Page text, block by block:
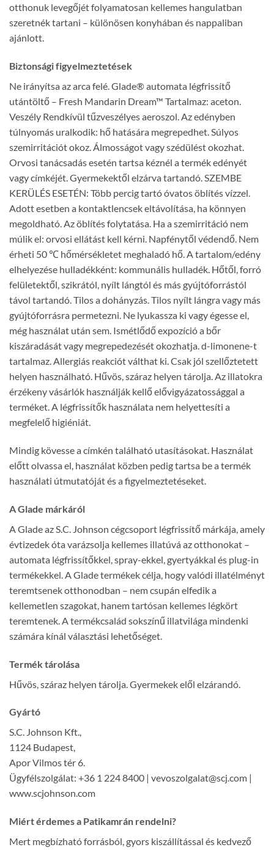
otthonuk levegőjét folyamatosan kellemes hangulatban
szeretnék tartani – különösen konyhában és nappaliban
ajánlott.
Biztonsági figyelmeztetések
Ne irányítsa az arca felé. Glade® automata légfrissítő
utántöltő – Fresh Mandarin Dream™ Tartalmaz: aceton.
Veszély Rendkívül tűzveszélyes aeroszol. Az edényben
túlnyomás uralkodik: hő hatására megrepedhet. Súlyos
szemirritációt okoz. Álmosságot vagy szédülést okozhat.
Orvosi tanácsadás esetén tartsa kéznél a termék edényét
vagy címkéjét. Gyermekektől elzárva tartandó. SZEMBE
KERÜLÉS ESETÉN: Több percig tartó óvatos öblítés vízzel.
Adott esetben a kontaktlencsek eltávolítása, ha könnyen
megoldható. Az öblítés folytatása. Ha a szemirritáció nem
múlik el: orvosi ellátást kell kérni. Napfénytől védendő. Nem
érheti 50 ℃ hőmérsékletet meghaladó hő. A tartalom/edény
elhelyezése hulladékként: kommunális hulladék. Hőtől, forró
felületektől, szikrától, nyílt lángtól és más gyújtóforrástól
távol tartandó. Tilos a dohányzás. Tilos nyílt lángra vagy más
gyújtóforrásra permetezni. Ne lyukassza ki vagy égesse el,
még használat után sem. Ismétlődő expozíció a bőr
kiszáradását vagy megrepedezését okozhatja. d-limonene-t
tartalmaz. Allergiás reakciót válthat ki. Csak jól szellőztetett
helyen használható. Hűvös, száraz helyen tárolja. Az illatokra
érzékeny vásárlók használják kellő elővigyázatossággal a
terméket. A légfrissítők használata nem helyettesíti a
megfelelő higiéniát.
Mindig kövesse a címkén található utasításokat. Használat
előtt olvassa el, használat közben pedig tartsa be a termék
használati útmutatóját és a figyelmeztetéseket.
A Glade márkáról
A Glade az S.C. Johnson cégcsoport légfrissítő márkája, amely
évtizedek óta varázsolja kellemes illatúvá az otthonokat –
automata légfrissítőkkel, spray-ekkel, gyertyákkal és plug-in
termékekkel. A Glade termékek célja, hogy valódi illatélményt
teremtsenek otthonodban – nem csupán elfedik a
kellemetlen szagokat, hanem tartósan kellemes légkört
teremtenek. A termékcsalád sokszínű illatvilága mindenki
számára kínál választási lehetőséget.
Termék tárolása
Hűvös, száraz helyen tárolja. Gyermekek elől elzárandó.
Gyártó
S.C. Johnson Kft.,
1124 Budapest,
Apor Vilmos tér 6.
Ügyfélszolgálat: +36 1 224 8400 | vevoszolgalat@scj.com |
www.scjohnson.com
Miért érdemes a Patikamrán rendelni?
Mert megbízható forrásból, gyors kiszállítással és kedvező